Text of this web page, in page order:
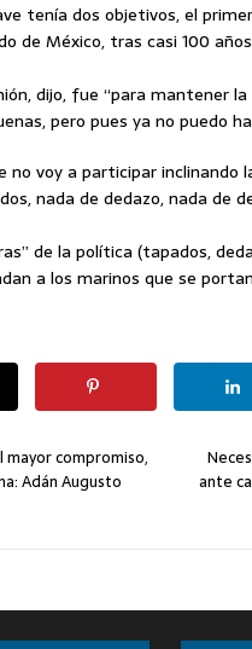
tenía dos objetivos, el
de México, tras casi 100
dijo, fue “para mantener
pero pues ya no puedo
no voy a participar inclinando
nada de dedazo, nada de
de la política (tapados,
a los marinos que se
compromiso,
Adán Augusto
ante